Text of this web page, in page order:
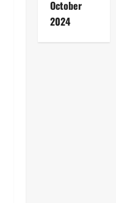
October
2024